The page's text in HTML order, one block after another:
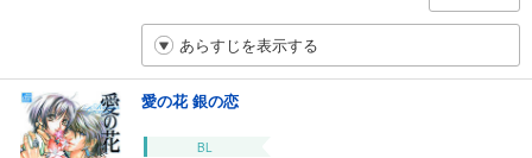
あらすじを表示する
愛の花 銀の恋
BL